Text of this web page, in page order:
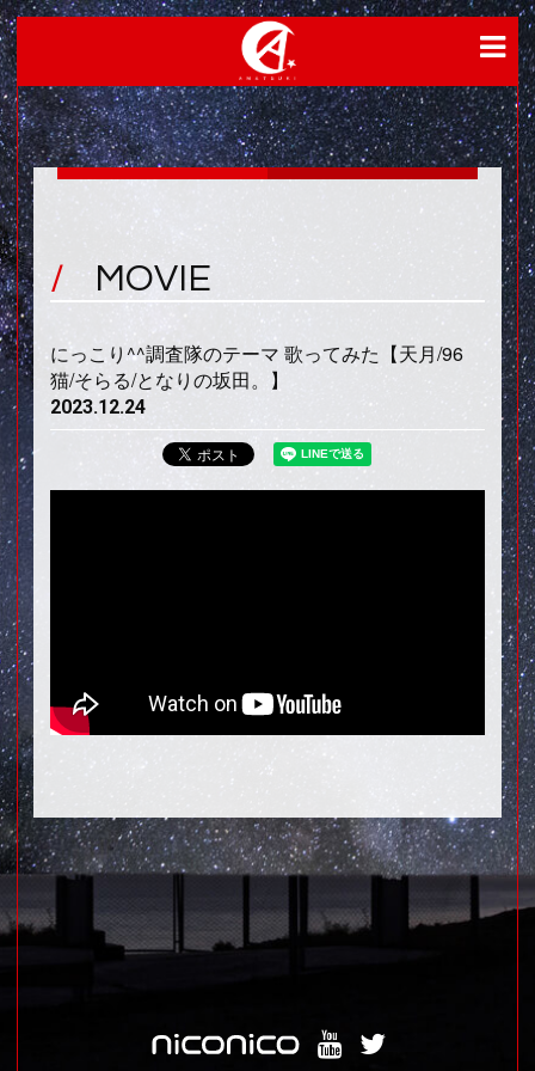
MOVIE
にっこり^^調査隊のテーマ 歌ってみた【天月/96
猫/そらる/となりの坂田。】
2023.12.24